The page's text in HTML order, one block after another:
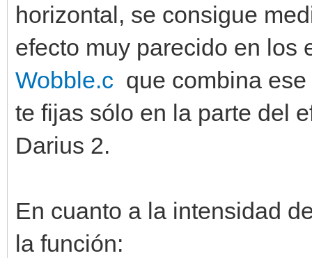
horizontal, se consigue
efecto muy parecido en los
Wobble.c que combina
te fijas sólo en la parte del
Darius 2.
En cuanto a la intensidad
la función: